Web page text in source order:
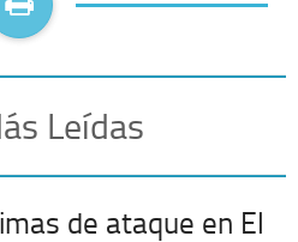
Leídas
de ataque en El